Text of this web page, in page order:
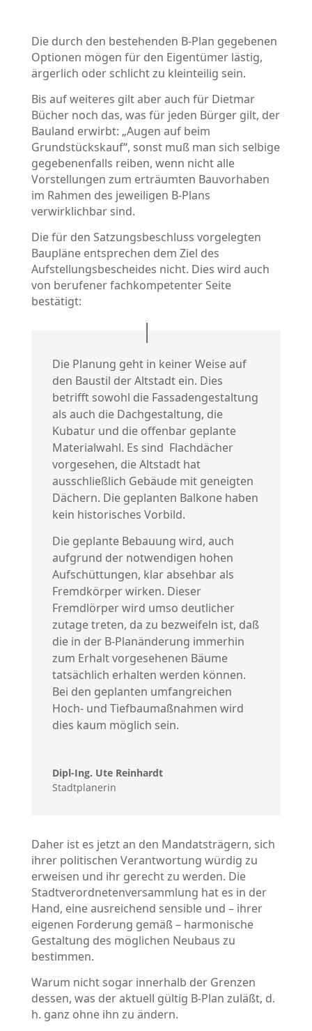
Die durch den bestehenden B-Plan gegebenen
Optionen mögen für den Eigentümer lästig,
ärgerlich oder schlicht zu kleinteilig sein.
Bis auf weiteres gilt aber auch für Dietmar
Bücher noch das, was für jeden Bürger gilt, der
Bauland erwirbt: „Augen auf beim
Grundstückskauf“, sonst muß man sich selbige
gegebenenfalls reiben, wenn nicht alle
Vorstellungen zum erträumten Bauvorhaben
im Rahmen des jeweiligen B-Plans
verwirklichbar sind.
Die für den Satzungsbeschluss vorgelegten
Baupläne entsprechen dem Ziel des
Aufstellungsbescheides nicht. Dies wird auch
von berufener fachkompetenter Seite
bestätigt:
Die Planung geht in keiner Weise auf
den Baustil der Altstadt ein. Dies
betrifft sowohl die Fassadengestaltung
als auch die Dachgestaltung, die
Kubatur und die offenbar geplante
Materialwahl. Es sind Flachdächer
vorgesehen, die Altstadt hat
ausschließlich Gebäude mit geneigten
Dächern. Die geplanten Balkone haben
kein historisches Vorbild.
Die geplante Bebauung wird, auch
aufgrund der notwendigen hohen
Aufschüttungen, klar absehbar als
Fremdkörper wirken. Dieser
Fremdlörper wird umso deutlicher
zutage treten, da zu bezweifeln ist, daß
die in der B-Planänderung immerhin
zum Erhalt vorgesehenen Bäume
tatsächlich erhalten werden können.
Bei den geplanten umfangreichen
Hoch- und Tiefbaumaßnahmen wird
dies kaum möglich sein.
Dipl-Ing. Ute Reinhardt
Stadtplanerin
Daher ist es jetzt an den Mandatsträgern, sich
ihrer politischen Verantwortung würdig zu
erweisen und ihr gerecht zu werden. Die
Stadtverordnetenversammlung hat es in der
Hand, eine ausreichend sensible und – ihrer
eigenen Forderung gemäß – harmonische
Gestaltung des möglichen Neubaus zu
bestimmen.
Warum nicht sogar innerhalb der Grenzen
dessen, was der aktuell gültig B-Plan zuläßt, d.
h. ganz ohne ihn zu ändern.